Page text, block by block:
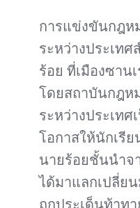
การแข่งขันกฎห
ระหว่างประเท
ร้อย ที่เมืองซาน
โดยสถาบันกฎห
ระหว่างประเทศ
โอกาสให้นักเรี
นายร้อยชั้นนำจ
ได้มาแลกเปลี่ย
ถกประเด็นท้าท